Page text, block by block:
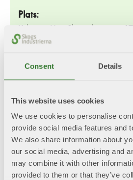
Consent Details
This website uses cookies
We use cookies to personalise
provide social media features and
We also share information about
our social media, advertising and
may combine it with other
provided to them or that they’ve
Plats:
Kulturens Hus, Skeppsbrogatan
1 december 2025, kl 13.00
1 december 2025, kl 15.00